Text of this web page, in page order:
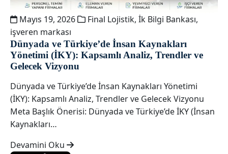
Mayıs 19, 2026 Final Lojistik, İk Bilgi Bankası,
işveren markası
Dünyada ve Türkiye’de İnsan Kaynakları
Yönetimi (İKY): Kapsamlı Analiz, Trendler ve
Gelecek Vizyonu
Dünyada ve Türkiye’de İnsan Kaynakları Yönetimi
(İKY): Kapsamlı Analiz, Trendler ve Gelecek Vizyonu
Meta Başlık Önerisi: Dünyada ve Türkiye’de İKY (İnsan
Kaynakları…
Devamini Oku